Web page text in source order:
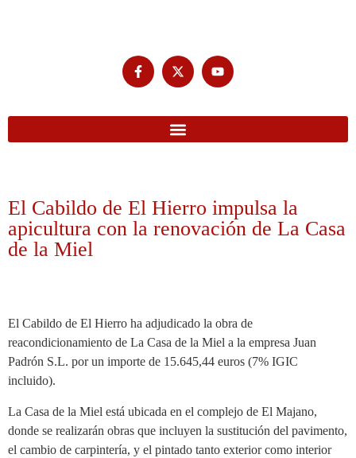
El Cabildo de El Hierro impulsa la
apicultura con la renovación de La Casa
de la Miel
El Cabildo de El Hierro ha adjudicado la obra de
reacondicionamiento de La Casa de la Miel a la empresa Juan
Padrón S.L. por un importe de 15.645,44 euros (7% IGIC
incluido).
La Casa de la Miel está ubicada en el complejo de El Majano,
donde se realizarán obras que incluyen la sustitución del pavimento,
el cambio de carpintería, y el pintado tanto exterior como interior